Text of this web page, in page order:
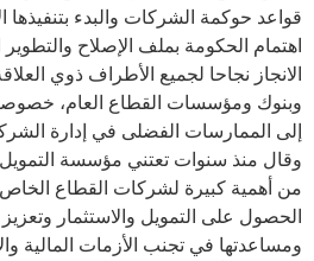
قواعد حوكمة الشركات والبدء
اهتمام الحكومة بملف الإصلاح والتطوير
الانجاز نجاحا لجميع الأطراف ذوي
وبنوك ومؤسسات القطاع العام،
إلى الممارسات الفضلى في إدارة
وقال منذ سنوات تعتني مؤسسة التمويل
من أهمية كبيرة لشركات القطاع
الحصول على التمويل والاستثمار
ومساعدتها في تجنب الأزمات المالية